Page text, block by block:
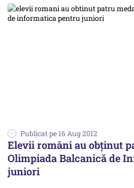
Publicat pe 16 Aug 2012
Elevii români au obținut
Olimpiada Balcanică de
juniori